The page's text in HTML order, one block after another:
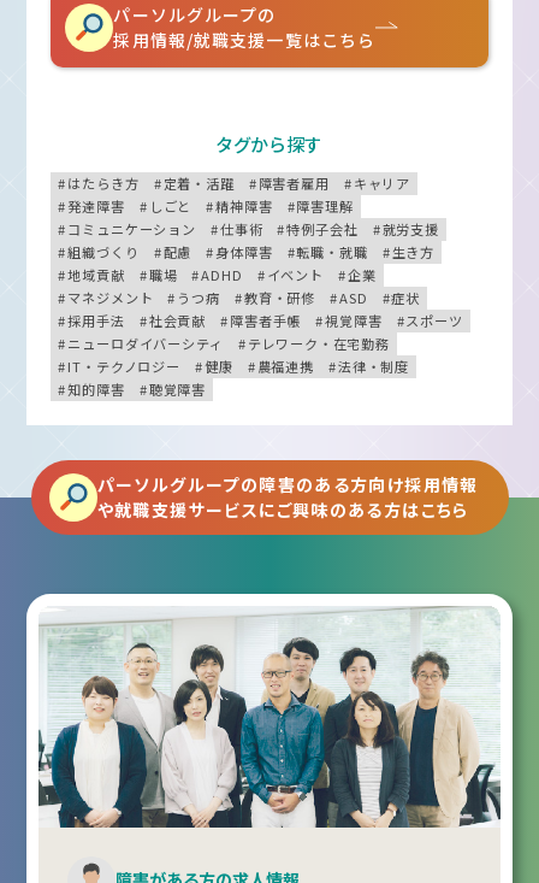
パーソルグループの
採用情報/就職支援一覧はこちら
タグから探す
はたらき方 定着・活躍 障害者雇用
キャリア
発達障害
しごと 精神障害
障害理解
コミュニケーション
仕事術 特例子会社
就労支援
組織づくり
配慮 身体障害 転職・就職
生き方
地域貢献
職場 ADHD イベント
企業
マネジメント
うつ病 教育・研修 ASD
症状
採用手法
社会貢献 障害者手帳 視覚障害
スポーツ
ニューロダイバーシティ
テレワーク・在宅勤務
IT・テクノロジー
健康 農福連携
法律・制度
知的障害
聴覚障害
パーソルグループの障害のある方向け採用情報
や就職支援サービスにご興味のある方はこちら